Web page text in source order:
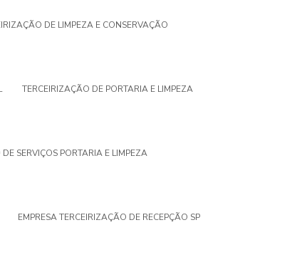
DE LIMPEZA E CONSERVAÇÃO
TERCEIRIZAÇÃO DE PORTARIA E LIMPEZA
SERVIÇOS PORTARIA E LIMPEZA
EMPRESA TERCEIRIZAÇÃO DE RECEPÇÃO SP